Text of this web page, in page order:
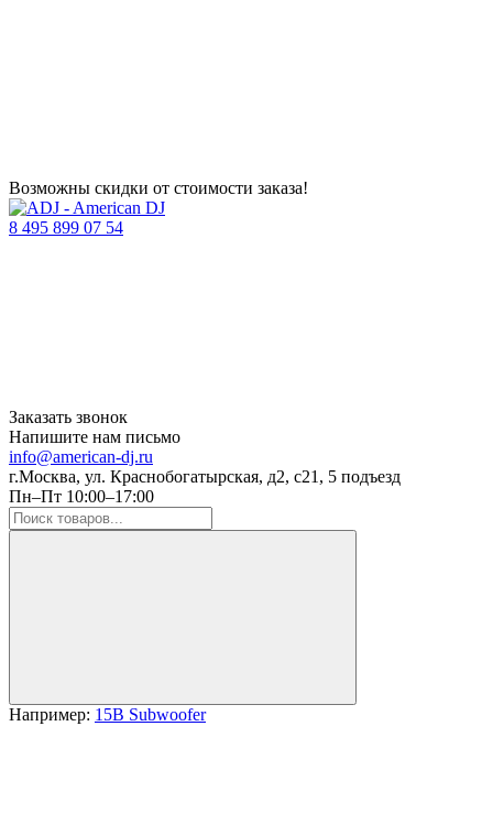
Возможны скидки от стоимости заказа!
8 495 899 07 54
Заказать звонок
Напишите нам письмо
info@american-dj.ru
г.Москва, ул. Краснобогатырская, д2, с21, 5 подъезд
Пн–Пт 10:00–17:00
Например: 15B Subwoofer